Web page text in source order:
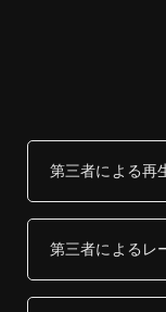
第三者による再
第三者によるレ